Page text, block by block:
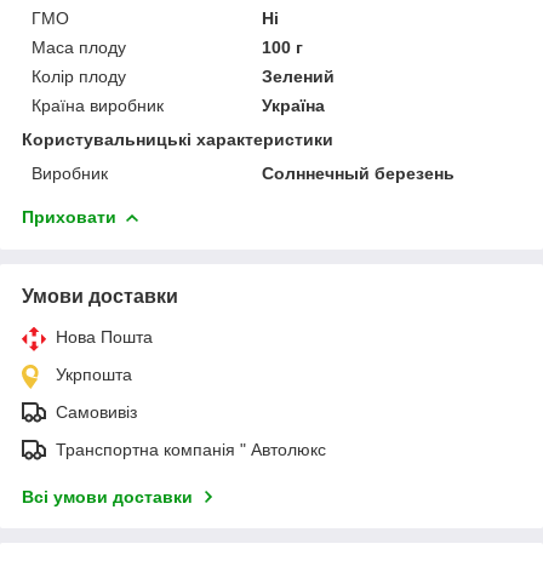
ГМО
Ні
Маса плоду
100 г
Колір плоду
Зелений
Країна виробник
Україна
Користувальницькі характеристики
Виробник
Солннечный березень
Приховати
Умови доставки
Нова Пошта
Укрпошта
Самовивіз
Транспортна компанія " Автолюкс
Всі умови доставки